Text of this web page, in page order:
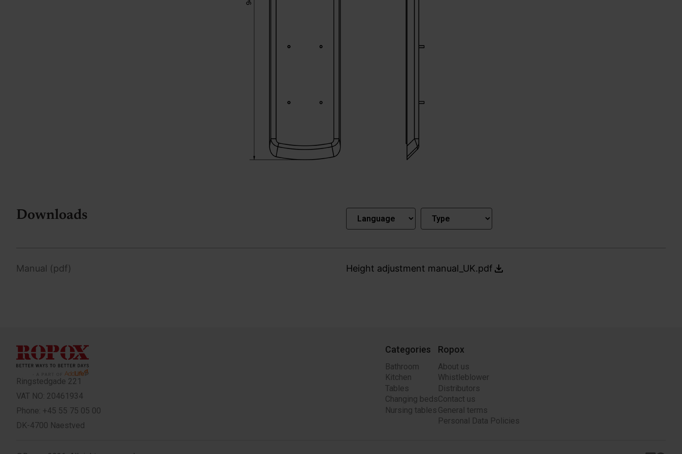
Downloads
Manual (pdf) Height adjustment manual_UK.pdf
Ringstedgade 221
VAT NO: 20461934
Phone: +45 55 75 05 00
DK-4700 Naestved
Categories
Bathroom
Kitchen
Tables
Changing beds
Nursing tables
Ropox
About us
Whistleblower
Distributors
Contact us
General terms
Personal Data Policies